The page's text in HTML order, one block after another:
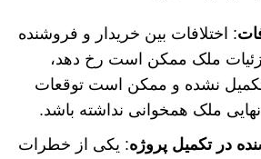
: اختلافات بین خریدار و فروشنده
ملک ممکن است رخ دهد،
نشده و ممکن است توقعات
ملک همخوانی نداشته باشد.
در تکمیل پروژه: یکی از خطرات